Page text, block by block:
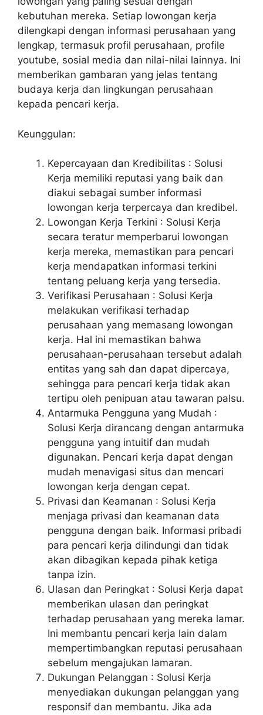
kebutuhan mereka. Setiap lowongan kerja
dilengkapi dengan informasi perusahaan yang
lengkap, termasuk profil perusahaan, profile
youtube, sosial media dan nilai-nilai lainnya. Ini
memberikan gambaran yang jelas tentang
budaya kerja dan lingkungan perusahaan
kepada pencari kerja.
Keunggulan:
Kepercayaan dan Kredibilitas : Solusi
Kerja memiliki reputasi yang baik dan
diakui sebagai sumber informasi
lowongan kerja terpercaya dan kredibel.
Lowongan Kerja Terkini : Solusi Kerja
secara teratur memperbarui lowongan
kerja mereka, memastikan para pencari
kerja mendapatkan informasi terkini
tentang peluang kerja yang tersedia.
Verifikasi Perusahaan : Solusi Kerja
melakukan verifikasi terhadap
perusahaan yang memasang lowongan
kerja. Hal ini memastikan bahwa
perusahaan-perusahaan tersebut adalah
entitas yang sah dan dapat dipercaya,
sehingga para pencari kerja tidak akan
tertipu oleh penipuan atau tawaran palsu.
Antarmuka Pengguna yang Mudah :
Solusi Kerja dirancang dengan antarmuka
pengguna yang intuitif dan mudah
digunakan. Pencari kerja dapat dengan
mudah menavigasi situs dan mencari
lowongan kerja dengan cepat.
Privasi dan Keamanan : Solusi Kerja
menjaga privasi dan keamanan data
pengguna dengan baik. Informasi pribadi
para pencari kerja dilindungi dan tidak
akan dibagikan kepada pihak ketiga
tanpa izin.
Ulasan dan Peringkat : Solusi Kerja dapat
memberikan ulasan dan peringkat
terhadap perusahaan yang mereka lamar.
Ini membantu pencari kerja lain dalam
mempertimbangkan reputasi perusahaan
sebelum mengajukan lamaran.
Dukungan Pelanggan : Solusi Kerja
menyediakan dukungan pelanggan yang
responsif dan membantu. Jika ada